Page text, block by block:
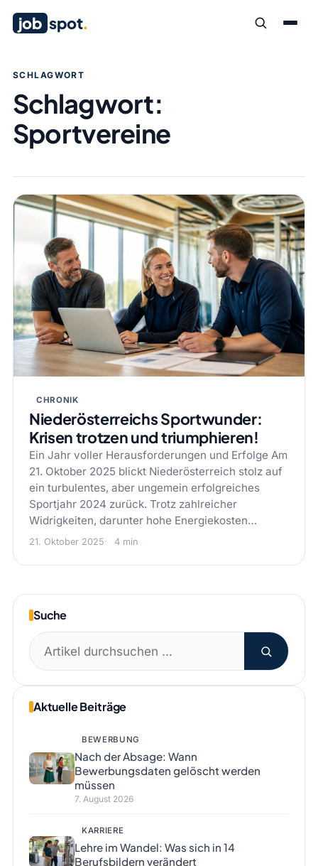
job spot.
SCHLAGWORT
Schlagwort:
Sportvereine
CHRONIK
Niederösterreichs Sportwunder:
Krisen trotzen und triumphieren!
Ein Jahr voller Herausforderungen und Erfolge Am
21. Oktober 2025 blickt Niederösterreich stolz auf
ein turbulentes, aber ungemein erfolgreiches
Sportjahr 2024 zurück. Trotz zahlreicher
Widrigkeiten, darunter hohe Energiekosten…
21. Oktober 2025 4 min
Suche
Suchen
nach:
Aktuelle Beiträge
BEWERBUNG
Nach der Absage: Wann
Bewerbungsdaten gelöscht werden
müssen
7. August 2026
KARRIERE
Lehre im Wandel: Was sich in 14
Berufsbildern verändert